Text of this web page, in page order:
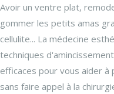
Avoir un ventre plat,
gommer les petits amas
cellulite... La médecine
techniques
efficaces pour vous aider
sans faire appel à la